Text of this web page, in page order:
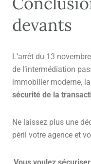
devants
L’arrêt du 13
de l’intermédiation
immobilier moderne,
sécurité de la
Ne laissez plus une
péril votre agence et